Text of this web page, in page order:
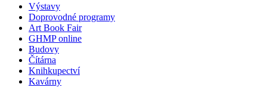
Výstavy
Doprovodné programy
Art Book Fair
GHMP online
Budovy
Čítárna
Knihkupectví
Kavárny